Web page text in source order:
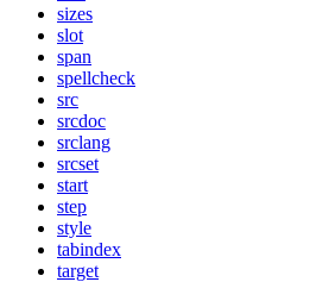
sizes
slot
span
spellcheck
src
srcdoc
srclang
srcset
start
step
style
tabindex
target